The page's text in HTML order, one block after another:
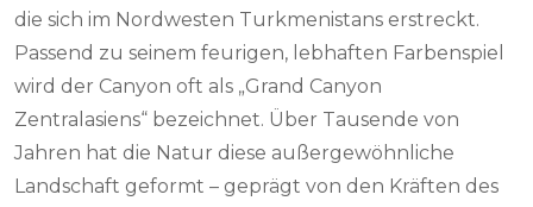
die sich im Nordwesten Turkmenistans erstreckt.
Passend zu seinem feurigen, lebhaften Farbenspiel
wird der Canyon oft als „Grand Canyon
Zentralasiens“ bezeichnet. Über Tausende von
Jahren hat die Natur diese außergewöhnliche
Landschaft geformt – geprägt von den Kräften des